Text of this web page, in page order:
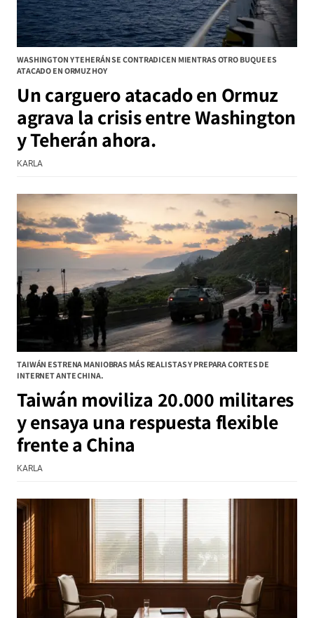
WASHINGTON Y TEHERÁN SE CONTRADICEN MIENTRAS OTRO BUQUE ES
ATACADO EN ORMUZ HOY
Un carguero atacado en Ormuz
agrava la crisis entre Washington
y Teherán ahora.
KARLA
TAIWÁN ESTRENA MANIOBRAS MÁS REALISTAS Y PREPARA CORTES DE
INTERNET ANTE CHINA.
Taiwán moviliza 20.000 militares
y ensaya una respuesta flexible
frente a China
KARLA